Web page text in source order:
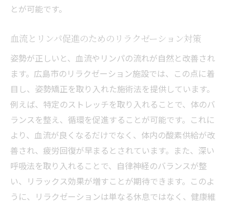
とが可能です。
血流とリンパ促進のためのリラクゼーション対策
姿勢が正しいと、血流やリンパの流れが自然と改善され
ます。広島市のリラクゼーション施設では、この点に着
目し、姿勢矯正を取り入れた施術法を提供しています。
例えば、特定のストレッチを取り入れることで、体のバ
ランスを整え、循環を促進することが可能です。これに
より、血流が良くなるだけでなく、体内の酸素供給が改
善され、疲労回復が早まるとされています。また、深い
呼吸法を取り入れることで、自律神経のバランスが整
い、リラックス効果が増すことが期待できます。このよ
うに、リラクゼーションは単なる休息ではなく、健康維